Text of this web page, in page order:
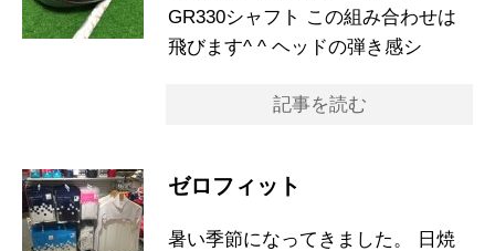
GR330シャフト この組み合わせは
飛びます^ ^ ヘッドの弾き感シ
記事を読む
ゼロフィット
暑い季節になってきました。 日焼